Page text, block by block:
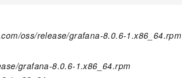
oss/release/grafana-8.0.6-1.x86_64.rpm
grafana-8.0.6-1.x86_64.rpm